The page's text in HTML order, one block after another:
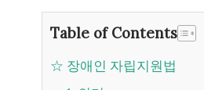
Table of Contents
☆ 장애인 자립지원법